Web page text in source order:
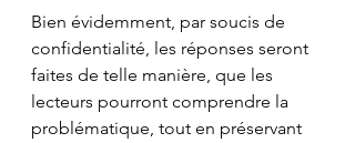
Bien évidemment, par soucis de
confidentialité, les réponses seront
faites de telle manière, que les
lecteurs pourront comprendre la
problématique, tout en préservant